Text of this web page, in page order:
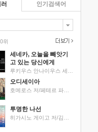
세네카, 오늘을 빼앗기
고 있는 당신에게
오디세이아
투명한 나선
위
인기검색어